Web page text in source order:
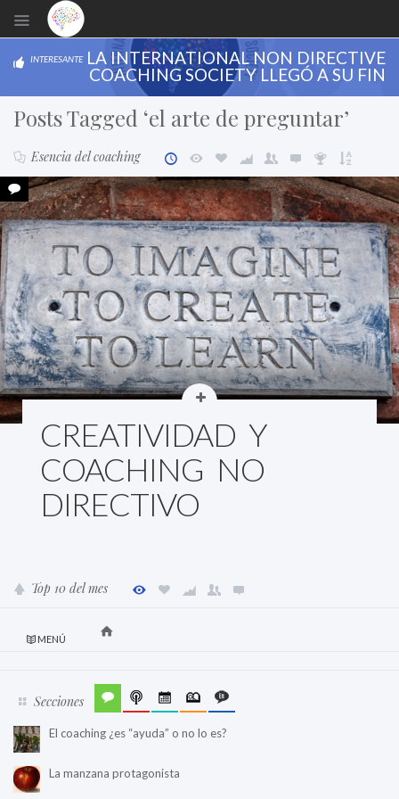
INTERESANTE LA INTERNATIONAL NON DIRECTIVE
COACHING SOCIETY LLEGÓ A SU FIN
Posts Tagged ‘el arte de preguntar’
Esencia del coaching
CREATIVIDAD Y
COACHING NO
DIRECTIVO
Top 10 del mes
MENÚ
Secciones
El coaching ¿es “ayuda” o no lo es?
La manzana protagonista